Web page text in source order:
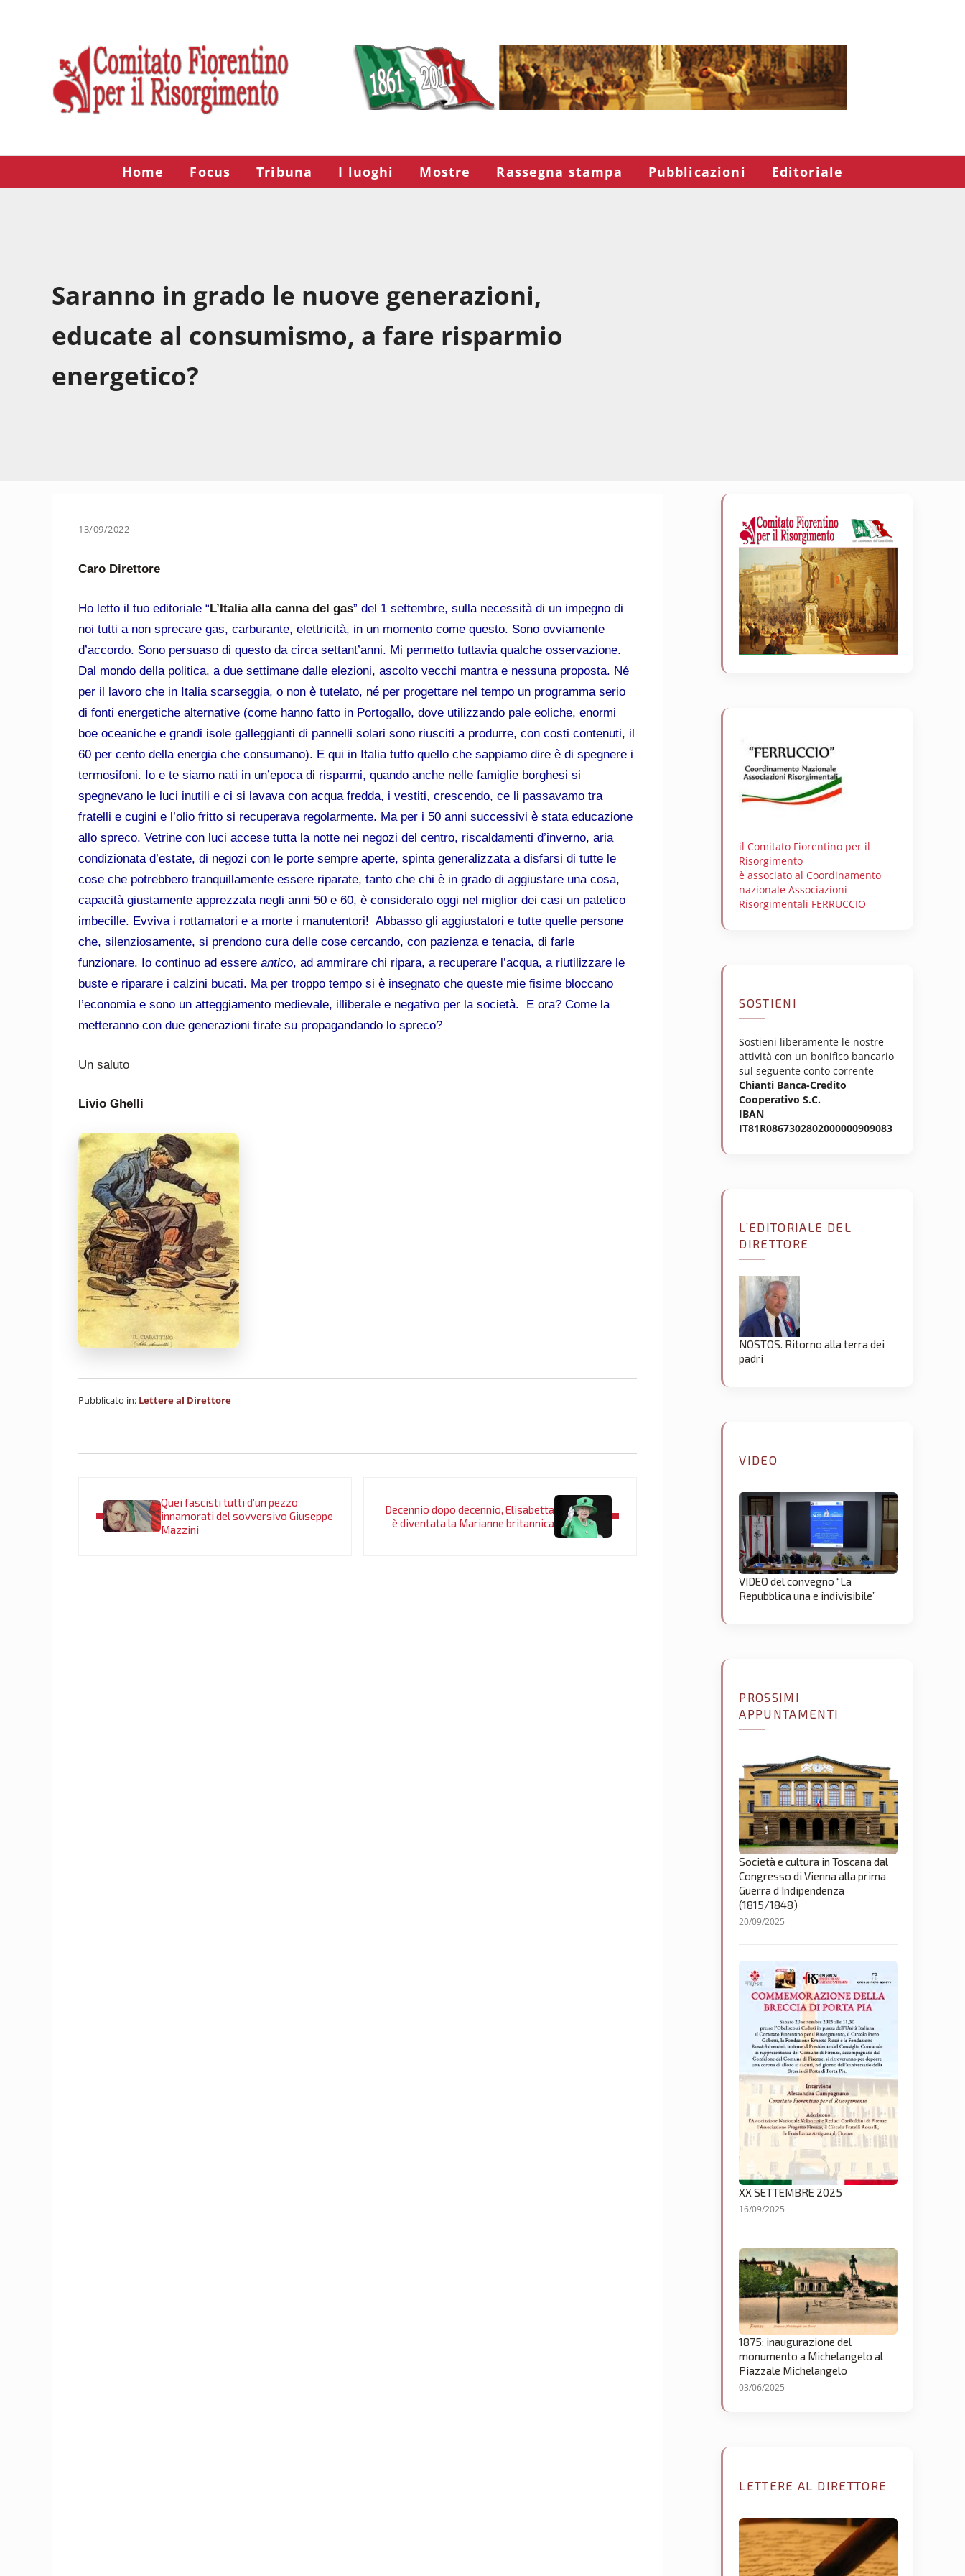
Home Focus Tribuna I luoghi Mostre Rassegna stampa Pubblicazioni Editoriale
Saranno in grado le nuove generazioni,
educate al consumismo, a fare risparmio
energetico?
13/09/2022
Caro Direttore
Ho letto il tuo editoriale “L’Italia alla canna del gas” del 1 settembre, sulla necessità di un impegno di
noi tutti a non sprecare gas, carburante, elettricità, in un momento come questo. Sono ovviamente
d’accordo. Sono persuaso di questo da circa settant’anni. Mi permetto tuttavia qualche osservazione.
Dal mondo della politica, a due settimane dalle elezioni, ascolto vecchi mantra e nessuna proposta. Né
per il lavoro che in Italia scarseggia, o non è tutelato, né per progettare nel tempo un programma serio
di fonti energetiche alternative (come hanno fatto in Portogallo, dove utilizzando pale eoliche, enormi
boe oceaniche e grandi isole galleggianti di pannelli solari sono riusciti a produrre, con costi contenuti, il
60 per cento della energia che consumano). E qui in Italia tutto quello che sappiamo dire è di spegnere i
termosifoni. Io e te siamo nati in un’epoca di risparmi, quando anche nelle famiglie borghesi si
spegnevano le luci inutili e ci si lavava con acqua fredda, i vestiti, crescendo, ce li passavamo tra
fratelli e cugini e l’olio fritto si recuperava regolarmente. Ma per i 50 anni successivi è stata educazione
allo spreco. Vetrine con luci accese tutta la notte nei negozi del centro, riscaldamenti d’inverno, aria
condizionata d’estate, di negozi con le porte sempre aperte, spinta generalizzata a disfarsi di tutte le
cose che potrebbero tranquillamente essere riparate, tanto che chi è in grado di aggiustare una cosa,
capacità giustamente apprezzata negli anni 50 e 60, è considerato oggi nel miglior dei casi un patetico
imbecille. Evviva i rottamatori e a morte i manutentori! Abbasso gli aggiustatori e tutte quelle persone
che, silenziosamente, si prendono cura delle cose cercando, con pazienza e tenacia, di farle
funzionare. Io continuo ad essere antico, ad ammirare chi ripara, a recuperare l’acqua, a riutilizzare le
buste e riparare i calzini bucati. Ma per troppo tempo si è insegnato che queste mie fisime bloccano
l’economia e sono un atteggiamento medievale, illiberale e negativo per la società. E ora? Come la
metteranno con due generazioni tirate su propagandando lo spreco?
Un saluto
Livio Ghelli
Pubblicato in: Lettere al Direttore
Quei fascisti tutti d’un pezzo
innamorati del sovversivo Giuseppe
Mazzini
Decennio dopo decennio, Elisabetta
è diventata la Marianne britannica
Sidebar
il Comitato Fiorentino per il
Risorgimento
è associato al Coordinamento
nazionale Associazioni
Risorgimentali FERRUCCIO
SOSTIENI
Sostieni liberamente le nostre
attività con un bonifico bancario
sul seguente conto corrente
Chianti Banca-Credito
Cooperativo S.C.
IBAN
IT81R0867302802000000909083
L’EDITORIALE DEL
DIRETTORE
NOSTOS. Ritorno alla terra dei
padri
VIDEO
VIDEO del convegno “La
Repubblica una e indivisibile”
PROSSIMI
APPUNTAMENTI
Società e cultura in Toscana dal
Congresso di Vienna alla prima
Guerra d’Indipendenza
(1815/1848)
20/09/2025
XX SETTEMBRE 2025
16/09/2025
1875: inaugurazione del
monumento a Michelangelo al
Piazzale Michelangelo
03/06/2025
LETTERE AL DIRETTORE